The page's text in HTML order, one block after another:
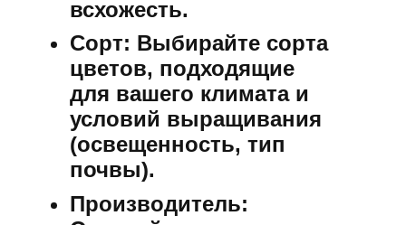
всхожесть.
Сорт: Выбирайте сорта
цветов, подходящие
для вашего климата и
условий выращивания
(освещенность, тип
почвы).
Производитель: